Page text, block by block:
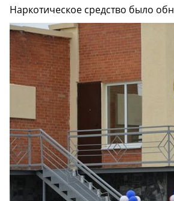
Наркотическое средство было